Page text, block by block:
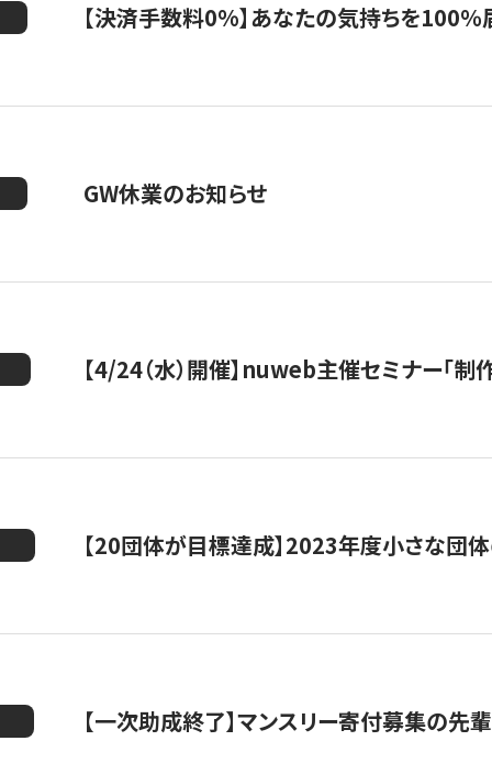
【決済手数料0%】あなたの気持ちを100％
GW休業のお知らせ
【4/24（水）開催】nuweb主催セミナー「
【20団体が目標達成】2023年度小さな団
【一次助成終了】マンスリー寄付募集の